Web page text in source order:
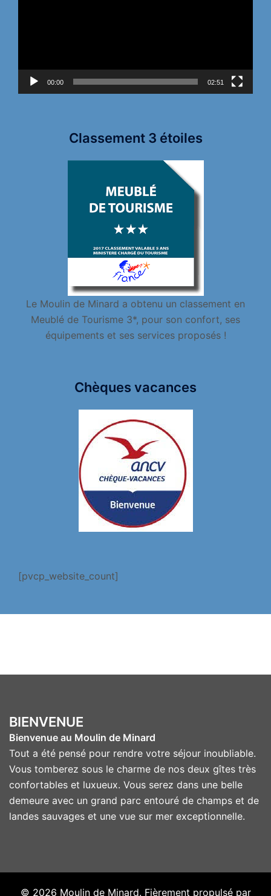
00:00 02:51
Classement 3 étoiles
Le Moulin de Minard a obtenu un classement en
Meublé de Tourisme 3*, pour son confort, ses
équipements et ses services proposés !
Chèques vacances
[pvcp_website_count]
BIENVENUE
Bienvenue au Moulin de Minard
Tout a été pensé pour rendre votre séjour inoubliable.
Vous tomberez sous le charme de nos deux gîtes très
confortables et luxueux. Vous serez dans une belle
demeure avec un grand parc entouré de champs et de
landes sauvages et une vue sur mer exceptionnelle.
© 2026 Moulin de Minard. Fièrement propulsé par